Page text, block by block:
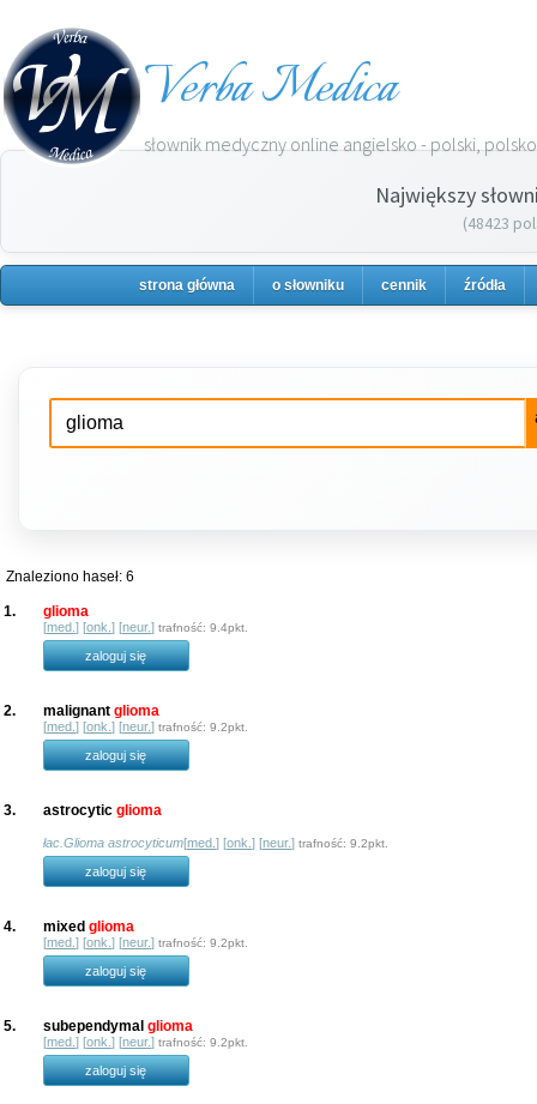
Verba Medica
słownik medyczny online angielsko - polski,
Największy
(48423
strona główna o słowniku cennik źródła
Znaleziono haseł: 6
1. glioma
[med. ] [onk. ] [neur.] trafność: 9.4pkt.
zaloguj się
2. malignant glioma
[med. ] [onk. ] [neur.] trafność: 9.2pkt.
zaloguj się
3. astrocytic glioma
łac.Glioma astrocyticum[med. ] [onk. ] [neur.] trafność: 9.2pkt.
zaloguj się
4. mixed glioma
[med. ] [onk. ] [neur.] trafność: 9.2pkt.
zaloguj się
5. subependymal glioma
[med. ] [onk. ] [neur.] trafność: 9.2pkt.
zaloguj się